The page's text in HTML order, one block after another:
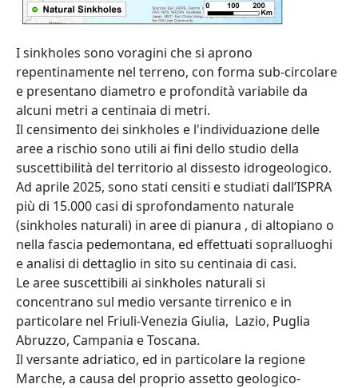
Abstract
I sinkholes sono voragini che si aprono
repentinamente nel terreno, con forma sub-circolare
e presentano diametro e profondità variabile da
alcuni metri a centinaia di metri.
Il censimento dei sinkholes e l'individuazione delle
aree a rischio sono utili ai fini dello studio della
suscettibilità del territorio al dissesto idrogeologico.
Ad aprile 2025, sono stati censiti e studiati dall’ISPRA
più di 15.000 casi di sprofondamento naturale
(sinkholes naturali) in aree di pianura , di altopiano o
nella fascia pedemontana, ed effettuati sopralluoghi
e analisi di dettaglio in sito su centinaia di casi.
Le aree suscettibili ai sinkholes naturali si
concentrano sul medio versante tirrenico e in
particolare nel Friuli-Venezia Giulia, Lazio, Puglia
Abruzzo, Campania e Toscana.
Il versante adriatico, ed in particolare la regione
Marche, a causa del proprio assetto geologico-